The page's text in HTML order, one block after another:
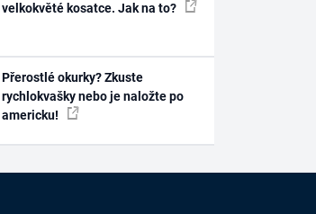
velkokvěté kosatce. Jak na to?
Přerostlé okurky? Zkuste
rychlokvašky nebo je naložte po
americku!